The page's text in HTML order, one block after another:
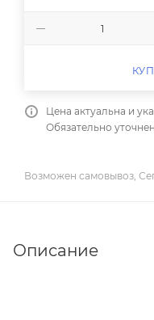
Цена актуальна и
Обязательно
Возможен самовывоз,
Описание